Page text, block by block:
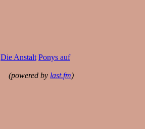
Die Anstalt Ponys auf
(powered by last.fm)